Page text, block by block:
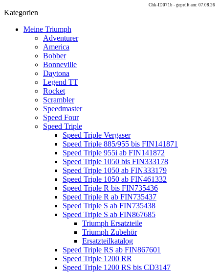
Chk-ID071b - geprüft am: 07.08.26
Kategorien
Meine Triumph
Adventurer
America
Bobber
Bonneville
Daytona
Legend TT
Rocket
Scrambler
Speedmaster
Speed Four
Speed Triple
Speed Triple Vergaser
Speed Triple 885/955 bis FIN141871
Speed Triple 955i ab FIN141872
Speed Triple 1050 bis FIN333178
Speed Triple 1050 ab FIN333179
Speed Triple 1050 ab FIN461332
Speed Triple R bis FIN735436
Speed Triple R ab FIN735437
Speed Triple S ab FIN735438
Speed Triple S ab FIN867685
Triumph Ersatzteile
Triumph Zubehör
Ersatzteilkatalog
Speed Triple RS ab FIN867601
Speed Triple 1200 RR
Speed Triple 1200 RS bis CD3147